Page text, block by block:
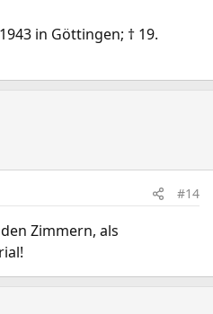
in Göttingen; † 19.
#14
Zimmern, als